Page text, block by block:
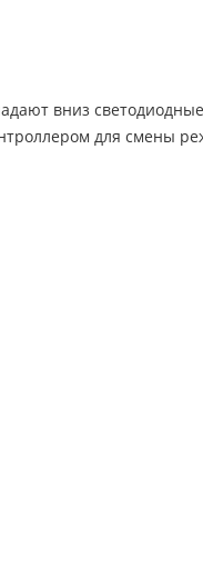
вниз
для смены